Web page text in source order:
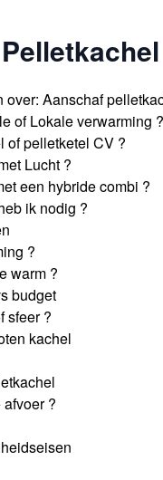
over: Aanschaf
of Lokale verwarming ?
of pelletketel CV ?
Lucht ?
een hybride combi ?
ik nodig ?
?
warm ?
budget
sfeer ?
kachel
?